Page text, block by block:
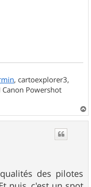
, cartoexplorer3,
Powershot
a
des pilotes